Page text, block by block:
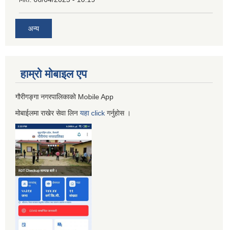
अन्य
हाम्रो माेबाइल एप
गौरीगङ्गा नगरपालिकाको Mobile App
मोबाईलमा राखेर सेवा लिन यहाclick गर्नुहाेस ।